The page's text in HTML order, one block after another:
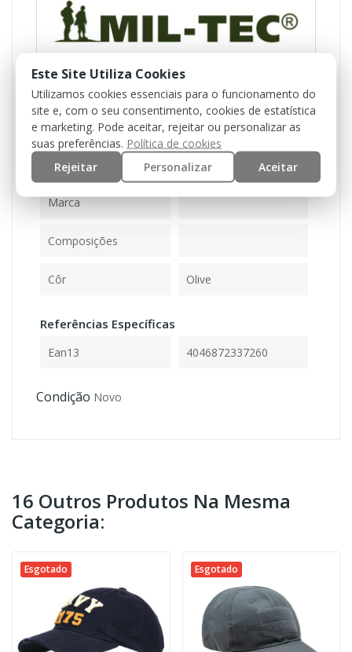
Referência 17812301
Ficha Informativa
Marca
Composições
Côr Olive
Referências Específicas
Ean13 4046872337260
Condição Novo
16 Outros Produtos Na Mesma
Categoria:
Esgotado Esgotado
Este Site Utiliza Cookies
Utilizamos cookies essenciais para o funcionamento do
site e, com o seu consentimento, cookies de estatística
e marketing. Pode aceitar, rejeitar ou personalizar as
suas preferências. Política de cookies
Rejeitar
Personalizar Aceitar